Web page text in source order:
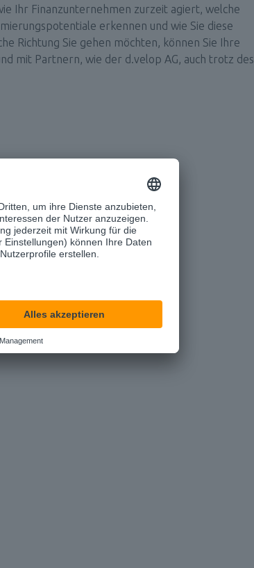
Ihr Finanzunternehmen zurzeit agiert, welche
erkennen und wie Sie diese
Richtung Sie gehen möchten, können Sie Ihre
mit Partnern, wie der d.velop AG, auch trotz des